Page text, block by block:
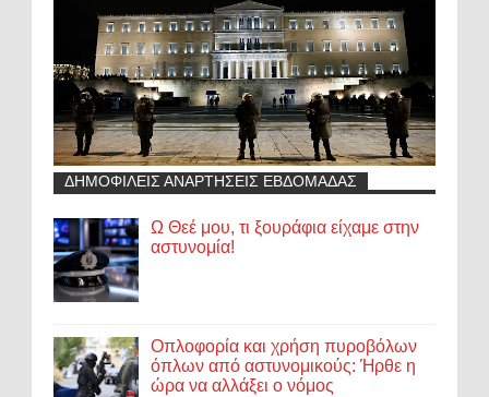
ΔΗΜΟΦΙΛΕΙΣ ΑΝΑΡΤΗΣΕΙΣ ΕΒΔΟΜΑΔΑΣ
Ω Θεέ μου, τι ξουράφια είχαμε στην
αστυνομία!
Οπλοφορία και χρήση πυροβόλων
όπλων από αστυνομικούς: Ήρθε η
ώρα να αλλάξει ο νόμος